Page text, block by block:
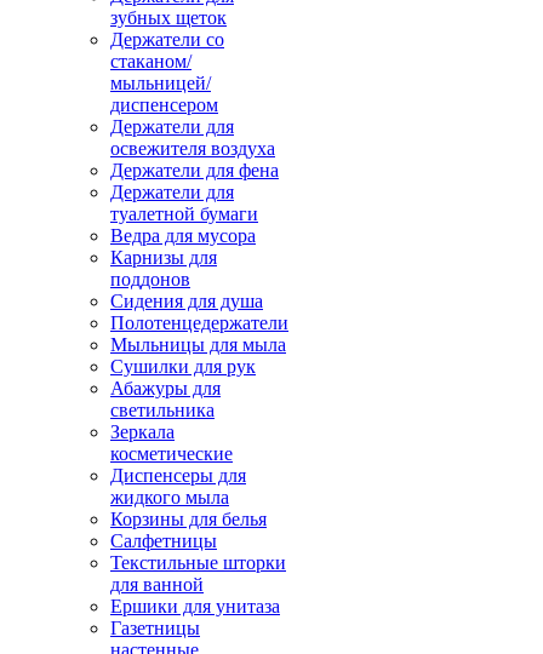
зубных щеток
Держатели со
стаканом/
мыльницей/
диспенсером
Держатели для
освежителя воздуха
Держатели для фена
Держатели для
туалетной бумаги
Ведра для мусора
Карнизы для
поддонов
Сидения для душа
Полотенцедержатели
Мыльницы для мыла
Сушилки для рук
Абажуры для
светильника
Зеркала
косметические
Диспенсеры для
жидкого мыла
Корзины для белья
Салфетницы
Текстильные шторки
для ванной
Ершики для унитаза
Газетницы
настенные